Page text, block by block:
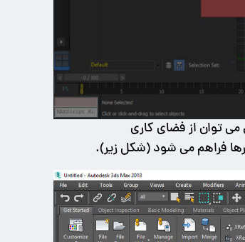
توان از فضای کاری